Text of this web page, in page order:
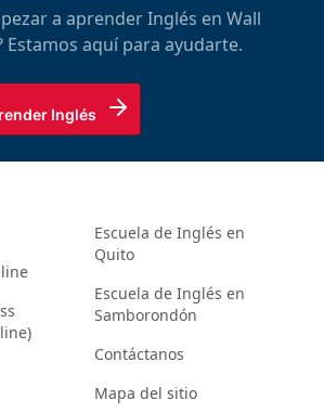
a aprender Inglés en Wall
Estamos aquí para ayudarte.
Inglés
Escuela de Inglés en
Quito
Escuela de Inglés en
Samborondón
Contáctanos
Mapa del sitio